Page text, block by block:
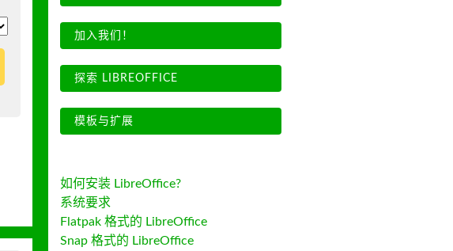
加入我们！
探索 LIBREOFFICE
模板与扩展
如何安装 LibreOffice?
系统要求
Flatpak 格式的 LibreOffice
Snap 格式的 LibreOffice